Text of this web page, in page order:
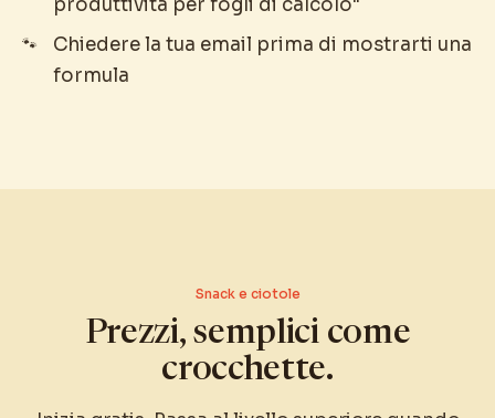
produttività per fogli di calcolo"
Chiedere la tua email prima di mostrarti una
formula
Snack e ciotole
Prezzi, semplici come
crocchette.